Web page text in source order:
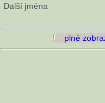
Další jména